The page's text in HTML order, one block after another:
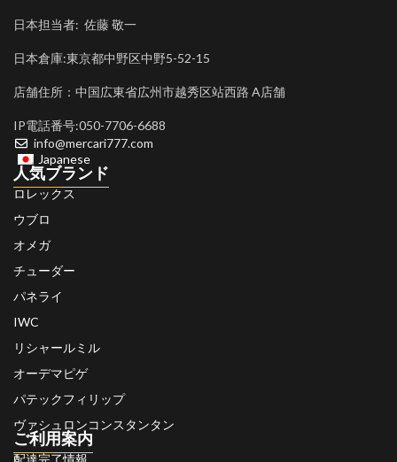
日本担当者: 佐藤 敬一
日本倉庫:東京都中野区中野5-52-15
店舗住所：中国広東省広州市越秀区站西路 A店舗
IP電話番号:050-7706-6688
info@mercari777.com
Japanese
人気ブランド
ロレックス
ウブロ
オメガ
チューダー
パネライ
IWC
リシャールミル
オーデマピゲ
パテックフィリップ
ヴァシュロンコンスタンタン
ご利用案内